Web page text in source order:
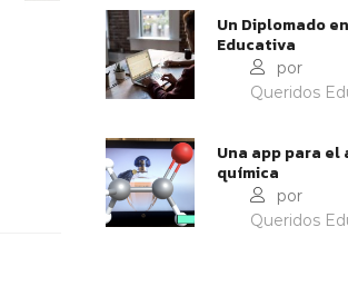
METODOLOGÍAS
CURIOSIDAD Y APRENDIZAJE
Un Diplomado
Educativa
por
Queridos
Una app para
química
por
Queridos